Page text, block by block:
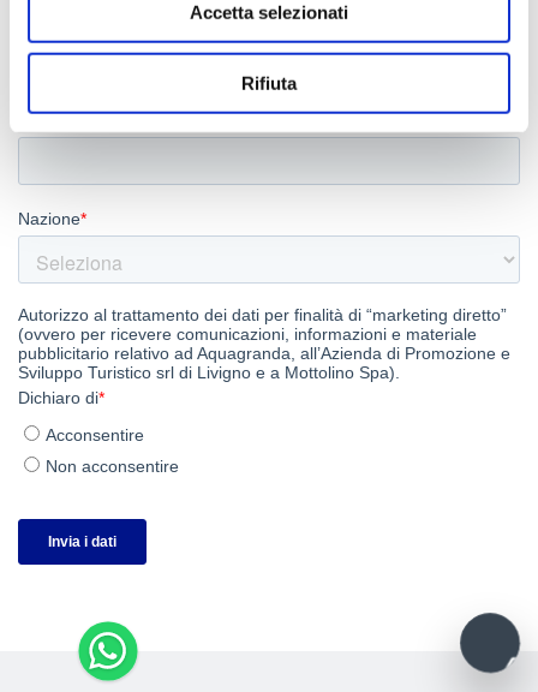
Accetta selezionati
Rifiuta